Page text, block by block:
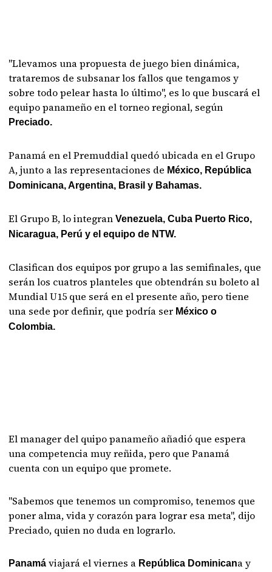
"Llevamos una propuesta de juego bien dinámica,
trataremos de subsanar los fallos que tengamos y
sobre todo pelear hasta lo último", es lo que buscará el
equipo panameño en el torneo regional, según
Preciado.
Panamá en el Premuddial quedó ubicada en el Grupo
A, junto a las representaciones de México, República
Dominicana, Argentina, Brasil y Bahamas.
El Grupo B, lo integran Venezuela, Cuba Puerto Rico,
Nicaragua, Perú y el equipo de NTW.
Clasifican dos equipos por grupo a las semifinales, que
serán los cuatros planteles que obtendrán su boleto al
Mundial U15 que será en el presente año, pero tiene
una sede por definir, que podría ser México o
Colombia.
El manager del quipo panameño añadió que espera
una competencia muy reñida, pero que Panamá
cuenta con un equipo que promete.
"Sabemos que tenemos un compromiso, tenemos que
poner alma, vida y corazón para lograr esa meta", dijo
Preciado, quien no duda en lograrlo.
Panamáviajará el viernes a República Dominicana y